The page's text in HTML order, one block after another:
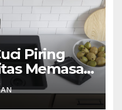
Piring
Memasak